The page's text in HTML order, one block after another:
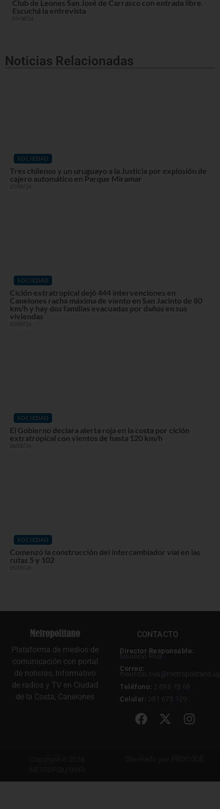
Club de Leones San José de Carrasco con entrada libre.
Escuchá la entrevista
07/08/26
Noticias Relacionadas
SOCIEDAD
Tres chilenos y un uruguayo a la Justicia por explosión de
cajero automático en Parque Miramar
07/08/26
SOCIEDAD
Ciclón extratropical dejó 444 intervenciones en
Canelones racha máxima de viento en San Jacinto de 80
km/h y hay dos familias evacuadas por daños en sus
viviendas
07/08/26
SOCIEDAD
El Gobierno declara alerta roja en la costa por ciclón
extratropical con vientos de hasta 120 km/h
06/08/26
SOCIEDAD
Comenzó la construcción del intercambiador vial en las
rutas 5 y 102
05/08/26
Plataforma de medios de
comunicación con portal
de noticias, Informativo
de radios y TV en Ciudad
de la Costa, Canelones
CONTACTO
Director Responsable:
Mauricio Riva
Correo:
mauricio.riva@metropolitano.uy
Teléfono: 2 698 78 66
Celular: 091 673 129